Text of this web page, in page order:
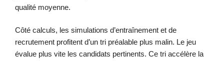
qualité moyenne.
Côté calculs, les simulations d’entraînement et de
recrutement profitent d’un tri préalable plus malin. Le jeu
évalue plus vite les candidats pertinents. Ce tri accélère la